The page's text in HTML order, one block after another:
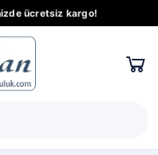
ücretsiz kargo!